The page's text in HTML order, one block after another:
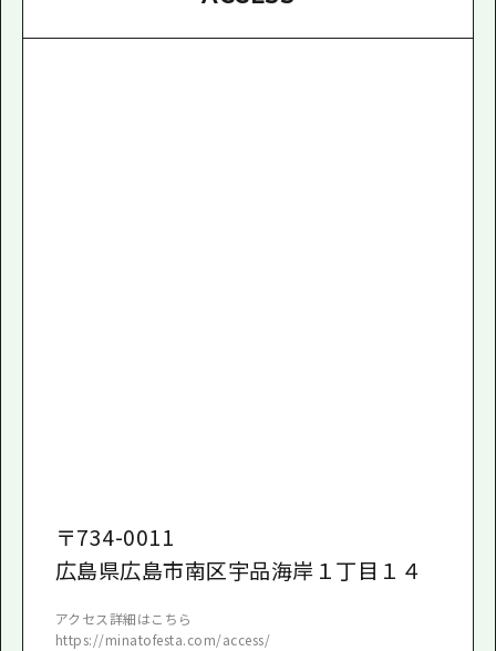
〒734-0011
広島県広島市南区宇品海岸１丁目１４
アクセス詳細はこちら
https://minatofesta.com/access/